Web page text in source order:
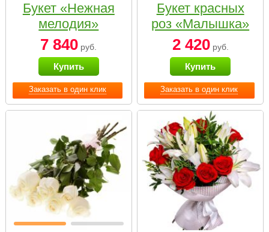
Заказать в один клик
Букет «Нежная
мелодия»
7 840 руб.
Купить
Заказать в один клик
Букет красных
роз «Малышка»
2 420руб.
Купить